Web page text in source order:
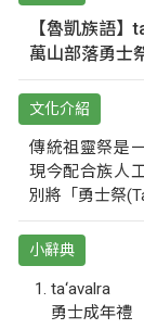
【魯凱族語】
萬山部落勇士
文化介紹
傳統祖靈祭是
現今配合族人
別將「勇士祭
小辭典
ta‘avalra
勇士成年禮